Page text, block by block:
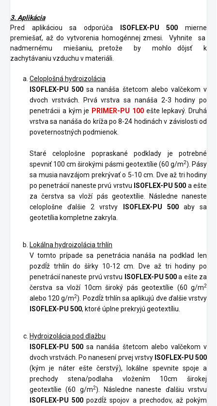
3. Aplikácia
Pred aplikáciou sa odporúča
ISOFLEX-PU 500mierne
premiešať, až do vytvorenia homogénnej zmesi. Vyhnite sa
nadmernému miešaniu, pretože by mohlo dôjsť k
zachytávaniu vzduchu v materiáli.
Celoplošná hydroizolácia
ISOFLEX-PU 500sa nanáša štetcom alebo valčekom v
dvoch vrstvách. Prvá vrstva sa nanáša 2-3 hodiny po
penetrácii a kým je PRIMER-PU 100 ešte lepkavý. Druhá
vrstva sa nanáša do kríža po 8-24 hodinách v závislosti od
poveternostných podmienok.
Staré celoplošne popraskané podklady je potrebné
spevniť 100 cm širokými pásmi geotextílie (60 g/m2). Pásy
sa musia navzájom prekrývať o 5-10 cm. Dve až tri hodiny
po penetrácií naneste prvú vrstvu ISOFLEX-PU 500 a ešte
za čerstva sa vloží pás geotextílie. Následne naneste
celoplošne ďalšie 2 vrstvy
ISOFLEX-PU 500 aby sa
geotetília kompletne zakryla.
Lokálna hydroizolácia trhlín
V tomto prípade sa penetrácia nanáša na podklad len
pozdĺž trhlín do šírky 10-12 cm. Dve až tri hodiny po
penetrácií naneste prvú vrstvu ISOFLEX-PU 500a ešte za
čerstva sa vloží 10cm široký pás geotextílie (60 g/m2
alebo 120 g/m2). Pozdĺž trhlín sa aplikujú dve ďalšie vrstvy
ISOFLEX-PU 500, ktoré úplne prekryjú geotextíliu.
Hydroizolácia pod dlažbu
ISOFLEX-PU 500sa nanáša štetcom alebo valčekom v
dvoch vrstvách. Po nanesení prvej vrstvy ISOFLEX-PU 500
(kým je náter ešte čerstvý), lokálne spevnite spoje a
prechody stena/podlaha vložením 10cm širokej
geotextílie (60 g/m2). Následne naneste ďalšiu vrstvu
ISOFLEX-PU 500pozdĺž spojov a prechodov, až pokým